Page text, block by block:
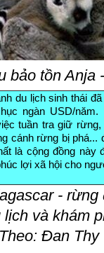
bảo tồn Anja
du lịch sinh thái
ngàn USD/năm.
tuần tra giữ rừng,
cánh rừng bị phá...
là cộng đồng này
lợi xã hội cho
-
lịch và khám
Theo: Đan Thy